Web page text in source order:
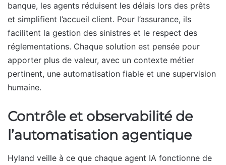
banque, les agents réduisent les délais lors des prêts
et simplifient l’accueil client. Pour l’assurance, ils
facilitent la gestion des sinistres et le respect des
réglementations. Chaque solution est pensée pour
apporter plus de valeur, avec un contexte métier
pertinent, une automatisation fiable et une supervision
humaine.
Contrôle et observabilité de
l’automatisation agentique
Hyland veille à ce que chaque agent IA fonctionne de